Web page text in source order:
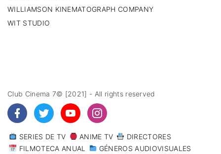
WILLIAMSON KINEMATOGRAPH COMPANY
WIT STUDIO
Club Cinema 7© [2021] - All rights reserved
SERIES DE TV ANIME TV
DIRECTORES
FILMOTECA ANUAL
GÉNEROS AUDIOVISUALES